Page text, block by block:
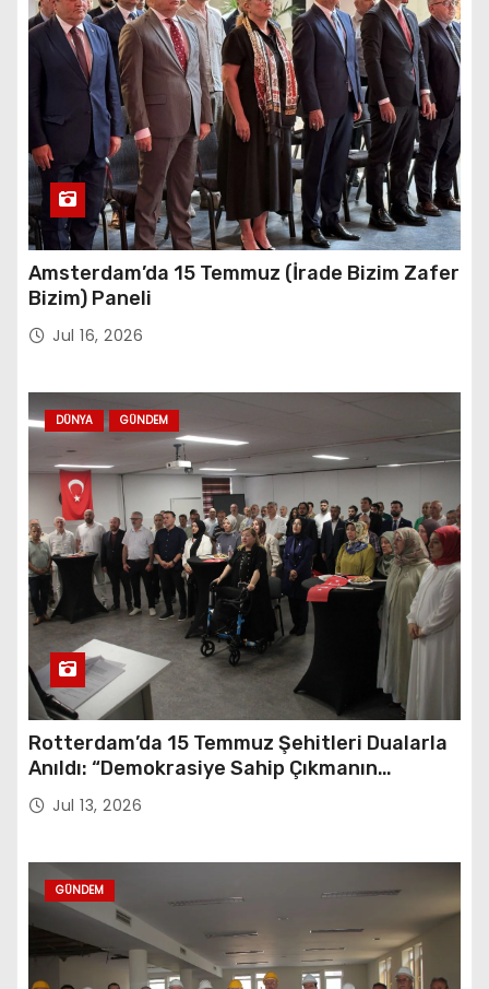
Amsterdam’da 15 Temmuz (İrade Bizim Zafer
Bizim) Paneli
Jul 16, 2026
DÜNYA GÜNDEM
Rotterdam’da 15 Temmuz Şehitleri Dualarla
Anıldı: “Demokrasiye Sahip Çıkmanın
Sembolü”
Jul 13, 2026
GÜNDEM